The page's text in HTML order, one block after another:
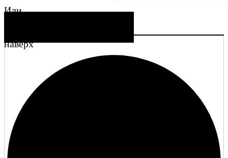
Или
наверх